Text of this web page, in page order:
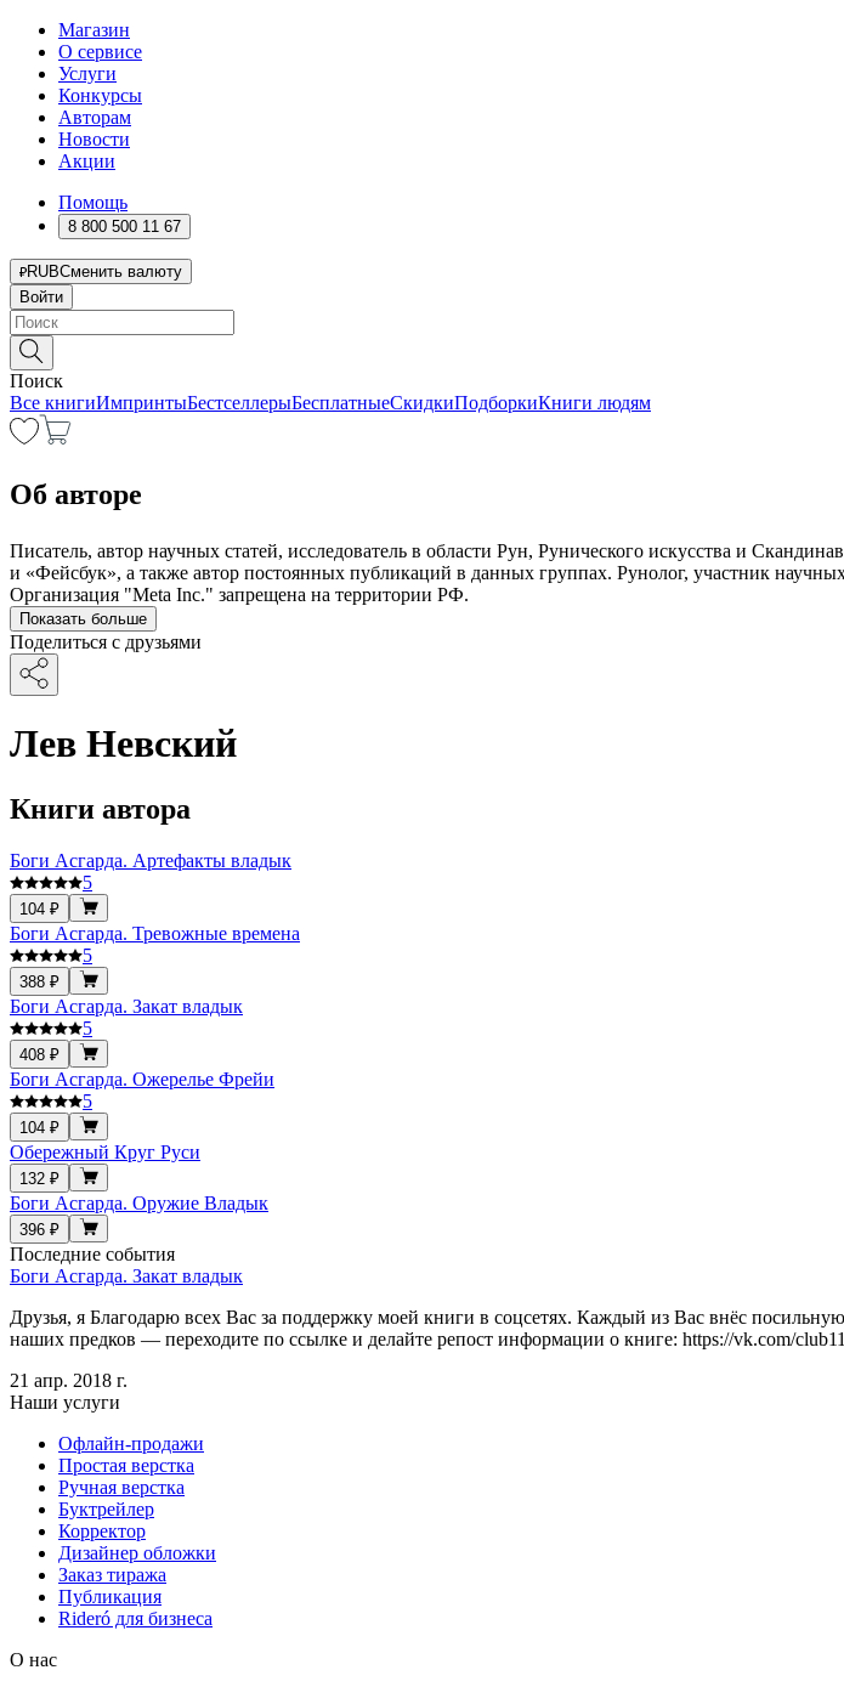
Магазин
О сервисе
Услуги
Конкурсы
Авторам
Новости
Акции
Помощь
8 800 500 11 67
RUBСменить валюту
Войти
Поиск
Все книгиИмпринтыБестселлерыБесплатныеСкидкиПодборкиКниги людям
Об авторе
Писатель, автор научных статей, исследователь в области Рун, Рунического искусства и
и «Фейсбук», а также автор постоянных публикаций в данных группах. Рунолог, участник
Организация "Meta Inc." запрещена на территории РФ.
Показать больше
Поделиться с друзьями
Лев Невский
Книги автора
Боги Асгарда. Артефакты владык
5
104 ₽
Боги Асгарда. Тревожные времена
5
388 ₽
Боги Асгарда. Закат владык
5
408 ₽
Боги Асгарда. Ожерелье Фрейи
5
104 ₽
Обережный Круг Руси
132 ₽
Боги Асгарда. Оружие Владык
396 ₽
Последние события
Боги Асгарда. Закат владык
Друзья, я Благодарю всех Вас за поддержку моей книги в соцсетях. Каждый из Вас внёс
наших предков — переходите по ссылке и делайте репост информации о книге: https://vk.com/
21 апр. 2018 г.
Наши услуги
Офлайн-продажи
Простая верстка
Ручная верстка
Буктрейлер
Корректор
Дизайнер обложки
Заказ тиража
Публикация
Rideró для бизнеса
О нас